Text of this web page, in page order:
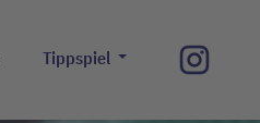
Tippspiel